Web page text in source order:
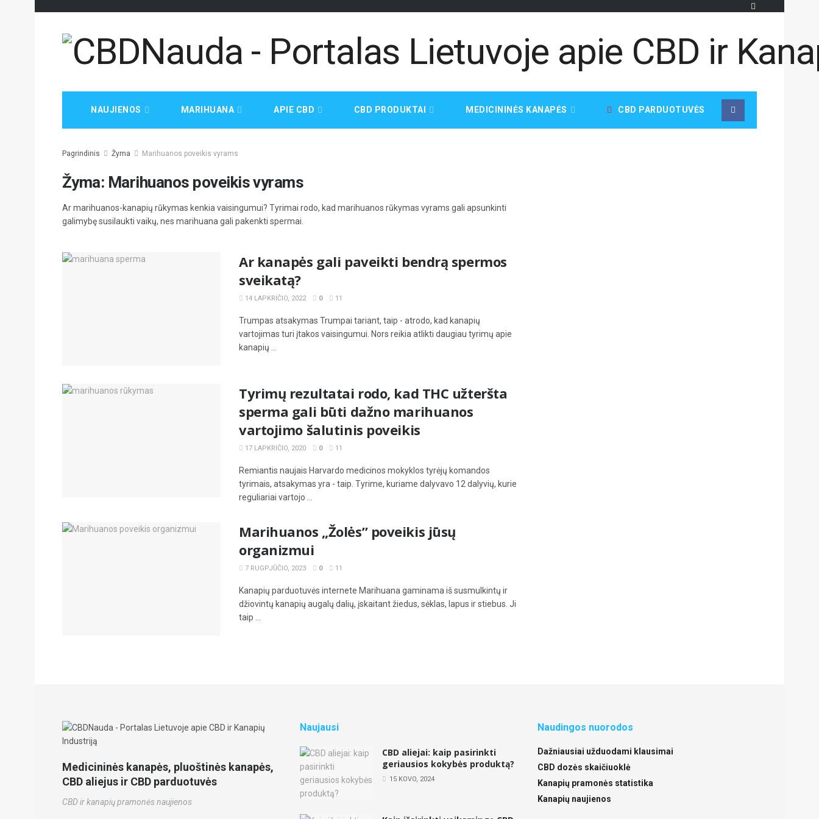
NAUJIENOS MARIHUANA APIE CBD CBD PRODUKTAI MEDICININĖS KANAPĖS CBD PARDUOTUVĖS
Pagrindinis Žyma Marihuanos poveikis vyrams
Žyma: Marihuanos poveikis vyrams
Ar marihuanos-kanapių rūkymas kenkia vaisingumui? Tyrimai rodo, kad marihuanos rūkymas vyrams gali apsunkinti
galimybę susilaukti vaikų, nes marihuana gali pakenkti spermai.
Ar kanapės gali paveikti bendrą spermos
sveikatą?
14 LAPKRIČIO, 2022 0 11
Trumpas atsakymas Trumpai tariant, taip - atrodo, kad kanapių
vartojimas turi įtakos vaisingumui. Nors reikia atlikti daugiau tyrimų apie
kanapių ...
Tyrimų rezultatai rodo, kad THC užteršta
sperma gali būti dažno marihuanos
vartojimo šalutinis poveikis
17 LAPKRIČIO, 2020 0 11
Remiantis naujais Harvardo medicinos mokyklos tyrėjų komandos
tyrimais, atsakymas yra - taip. Tyrime, kuriame dalyvavo 12 dalyvių, kurie
reguliariai vartojo ...
Marihuanos „Žolės” poveikis jūsų
organizmui
7 RUGPJŪČIO, 2023 0 11
Kanapių parduotuvės internete Marihuana gaminama iš susmulkintų ir
džiovintų kanapių augalų dalių, įskaitant žiedus, sėklas, lapus ir stiebus. Ji
taip ...
Medicininės kanapės, pluoštinės kanapės,
CBD aliejus ir CBD parduotuvės
CBD ir kanapių pramonės naujienos
Naujausi
CBD aliejai: kaip pasirinkti
geriausios kokybės produktą?
15 KOVO, 2024
Naudingos nuorodos
Dažniausiai užduodami klausimai
CBD dozės skaičiuoklė
Kanapių pramonės statistika
Kanapių naujienos